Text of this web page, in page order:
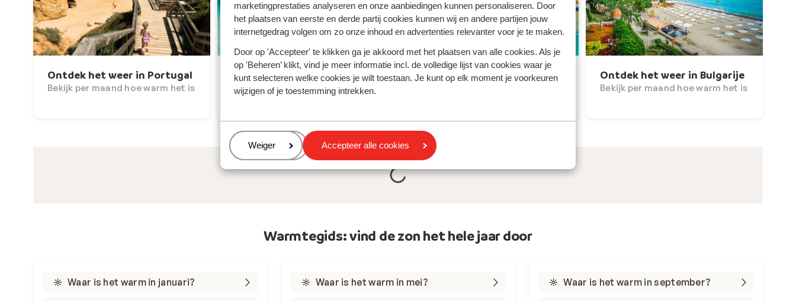
marketingprestaties analyseren en onze aanbiedingen kunnen personaliseren. Door
het plaatsen van eerste en derde partij cookies kunnen wij en andere partijen jouw
internetgedrag volgen om zo onze inhoud en advertenties relevanter voor je te maken.
Door op 'Accepteer' te klikken ga je akkoord met het plaatsen van alle cookies. Als je
op 'Beheren’ klikt, vind je meer informatie incl. de volledige lijst van cookies waar je
kunt selecteren welke cookies je wilt toestaan. Je kunt op elk moment je voorkeuren
wijzigen of je toestemming intrekken.
Beheren
Weiger Accepteer alle cookies
Ontdek het weer in Portugal
Bekijk per maand hoe warm het is
Ontdek het weer in
Kaapverdië
Bekijk per maand hoe warm het is
Ontdek het weer in Cyprus Ontdek het weer in Bulgarije
Bekijk per maand hoe warm het is
Warmtegids: vind de zon het hele jaar door
Waar is het warm in januari? Waar is het warm in mei? Waar is het warm in september?